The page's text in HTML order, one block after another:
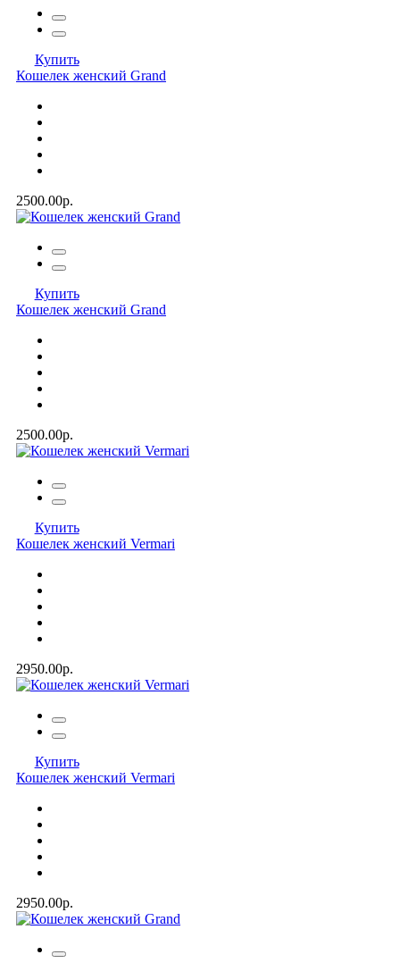
Купить
Кошелек женский Grand
2500.00р.
Купить
Кошелек женский Grand
2500.00р.
Купить
Кошелек женский Vermari
2950.00р.
Купить
Кошелек женский Vermari
2950.00р.